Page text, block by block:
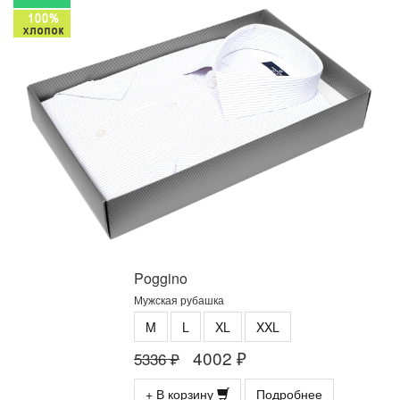
Poggino
Мужская рубашка
M L XL XXL
5336 ₽ 4002 ₽
+ В корзину Подробнее